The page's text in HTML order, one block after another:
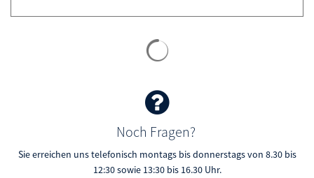
Noch Fragen?
Sie erreichen uns telefonisch montags bis donnerstags von 8.30 bis
12:30 sowie 13:30 bis 16.30 Uhr.